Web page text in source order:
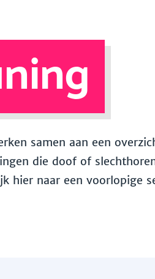
samen aan een
die doof of
hier naar een voorlopige